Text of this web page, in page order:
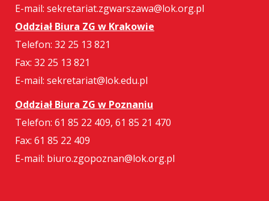
E-mail: sekretariat.zgwarszawa@lok.org.pl
Oddział Biura ZG w Krakowie
Telefon: 32 25 13 821
Fax: 32 25 13 821
E-mail: sekretariat@lok.edu.pl
Oddział Biura ZG w Poznaniu
Telefon: 61 85 22 409, 61 85 21 470
Fax: 61 85 22 409
E-mail: biuro.zgopoznan@lok.org.pl